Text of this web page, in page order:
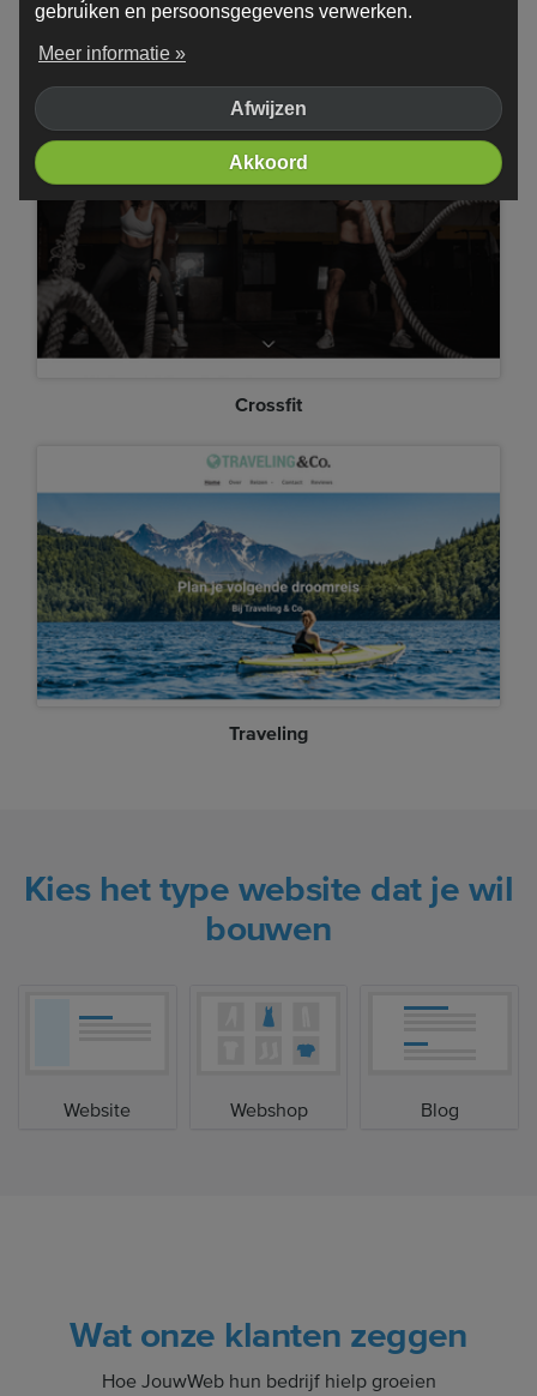
Crossfit
Traveling
Kies het type website dat je wil
bouwen
Website Webshop Blog
Wat onze klanten zeggen
Hoe JouwWeb hun bedrijf hielp groeien
gebruiken en persoonsgegevens verwerken.
Meer informatie »
Afwijzen
Akkoord